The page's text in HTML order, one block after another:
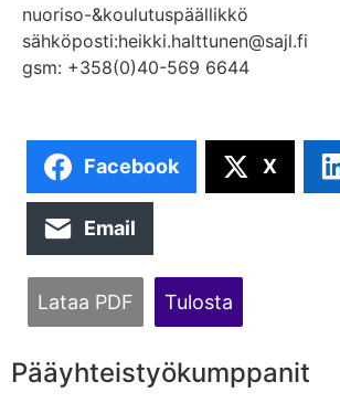
nuoriso-&koulutuspäällikkö
sähköposti:heikki.halttunen@sajl.fi
gsm: +358(0)40-569 6644
Facebook X
Email
Lataa PDF Tulosta
Pääyhteistyökumppanit